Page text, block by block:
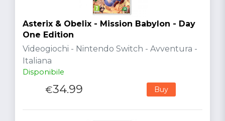
Asterix & Obelix - Mission Babylon - Day
One Edition
Videogiochi - Nintendo Switch - Avventura -
Italiana
Disponibile
€34.99 Buy